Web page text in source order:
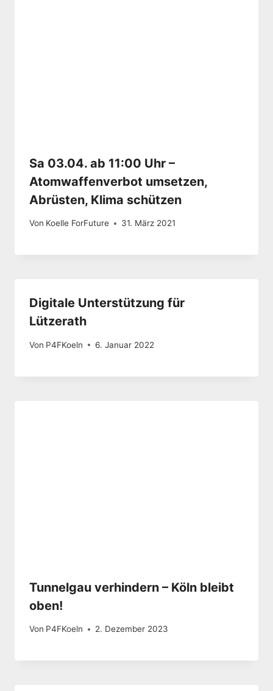
Sa 03.04. ab 11:00 Uhr –
Atomwaffenverbot umsetzen,
Abrüsten, Klima schützen
Von Koelle ForFuture 31. März 2021
Digitale Unterstützung für
Lützerath
Von P4FKoeln 6. Januar 2022
Tunnelgau verhindern – Köln bleibt
oben!
Von P4FKoeln 2. Dezember 2023